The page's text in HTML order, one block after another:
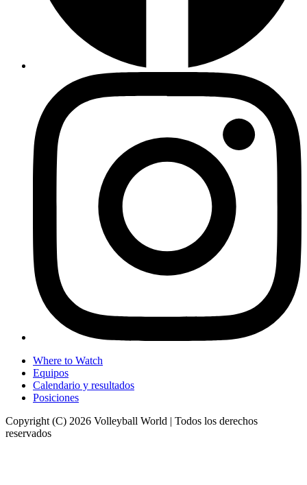
Where to Watch
Equipos
Calendario y resultados
Posiciones
Copyright (C) 2026 Volleyball World | Todos los derechos
reservados